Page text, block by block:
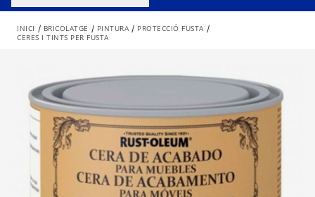
INICI BRICOLATGE PINTURA
PROTECCIÓ FUSTA
CERES I TINTS PER FUSTA